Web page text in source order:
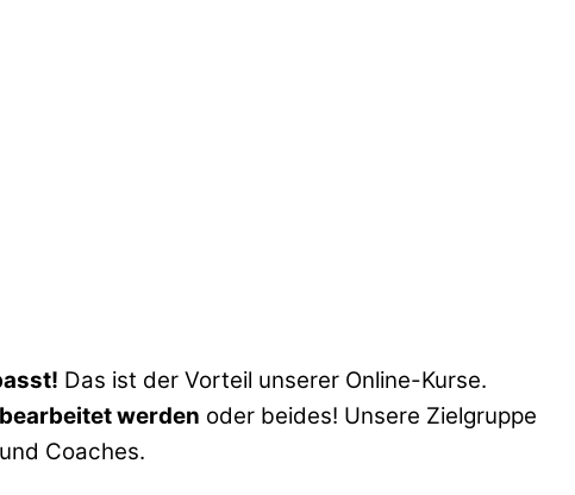
Das ist der Vorteil unserer Online-Kurse.
werden oder beides! Unsere Zielgruppe
Coaches.